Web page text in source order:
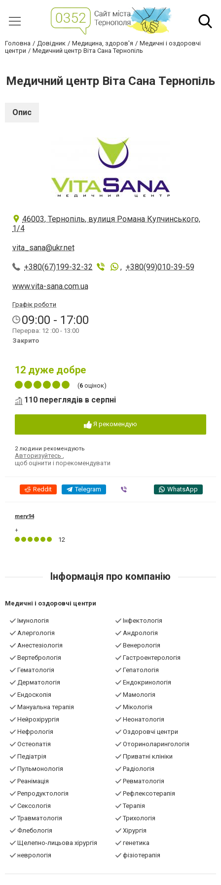
Головна Довідник Медицина, здоров'я
Медичні і оздоровчі
центри
Медичний центр Віта Сана Тернопіль
Медичний центр Віта Сана Тернопіль
Опис
46003, Тернопіль, вулиця Романа Купчинського,
1/4
vita_sana@ukr.net
+380(67)199-32-32 , +380(99)010-39-59
www.vita-sana.com.ua
Графік роботи
09:00 - 17:00
Перерва: 12 :00 - 13:00
Закрито
12 дуже добре
(6 оцінок)
110 переглядів в серпні
Я рекомендую
2 людини рекомендують
Авторизуйтесь
щоб оцінити і порекомендувати
Reddit Telegram WhatsApp
mery94
+
12
Інформація про компанію
Медичні і оздоровчі центри
Імунологія
Інфектологія
Алергологія
Андрологія
Анестезіологія
Венерологія
Вертебрологія
Гастроентерологія
Гематологія
Гепатологія
Дерматологія
Ендокринологія
Ендоскопія
Мамологія
Мануальна терапія
Мікологія
Нейрохірургія
Неонатологія
Нефрологія
Оздоровчі центри
Остеопатія
Оториноларингологія
Педіатрія
Приватні клініки
Пульмонологія
Радіологія
Реанімація
Ревматологія
Репродуктологія
Рефлексотерапія
Сексологія
Терапія
Травматологія
Трихологія
Флебологія
Хірургія
Щелепно-лицьова хірургія
генетика
неврологія
фізіотерапія